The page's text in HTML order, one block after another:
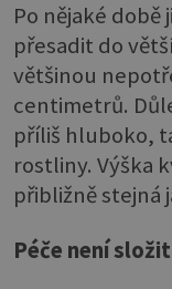
Po nějaké
přesadit do
většinou
centimetrů.
příliš hluboko,
rostliny. Výška
přibližně stejná
Péče není